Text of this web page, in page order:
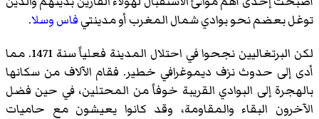
توغل بعضم نحو بوادي شمال المغرب أو مدينتيفاسوسلا.
لكن البرتغاليين نجحوا في احتلال المدينة فعلياً سنة 1471. مما
أدى إلى حدوث نزف ديموغرافي خطير. فقام الآلاف من سكانها
بالهجرة إلى البوادي القريبة خوفاً من المحتلين، في حين فضل
الآخرون البقاء والمقاومة، وقد كانوا يعيشون مع حاميات